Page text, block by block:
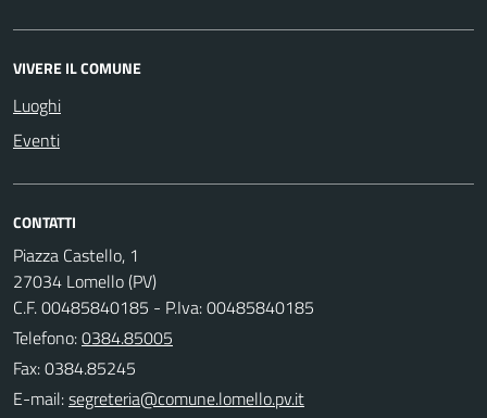
VIVERE IL COMUNE
Luoghi
Eventi
CONTATTI
Piazza Castello, 1
27034 Lomello (PV)
C.F. 00485840185 - P.Iva: 00485840185
Telefono:0384.85005
Fax: 0384.85245
E-mail: